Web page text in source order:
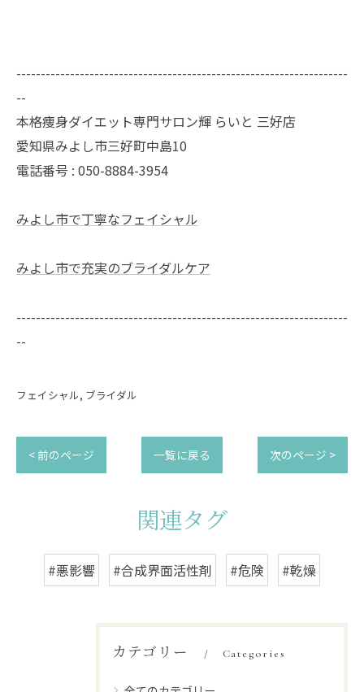
--------------------------------------------------------------------
--
本格痩身ダイエット専門サロン輝 らいと 三好店
愛知県みよし市三好町中島10
電話番号 : 050-8884-3954
みよし市で丁寧なフェイシャル
みよし市で充実のブライダルケア
--------------------------------------------------------------------
--
フェイシャル ブライダル
< 前のページ 一覧に戻る 次のページ >
関連タグ
#悪影響 #合成界面活性剤 #危険 #乾燥
カテゴリー Categories